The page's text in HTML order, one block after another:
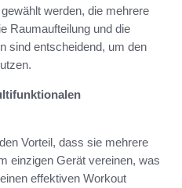
werden, die mehrere
Raumaufteilung und die
sind entscheidend, um den
Vorteil, dass sie mehrere
einzigen Gerät vereinen, was
effektiven Workout